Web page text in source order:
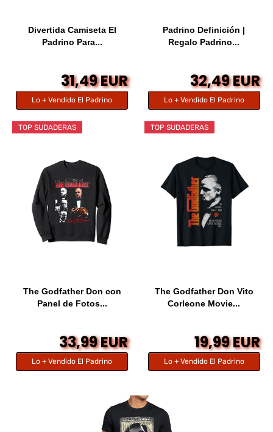
Divertida Camiseta El
Padrino Para...
31,49 EUR
Lo + Vendido El Padrino
Padrino Definición |
Regalo Padrino...
32,49 EUR
Lo + Vendido El Padrino
TOP SUDADERAS
The Godfather Don con
Panel de Fotos...
33,99 EUR
Lo + Vendido El Padrino
TOP SUDADERAS
The Godfather Don Vito
Corleone Movie...
19,99 EUR
Lo + Vendido El Padrino